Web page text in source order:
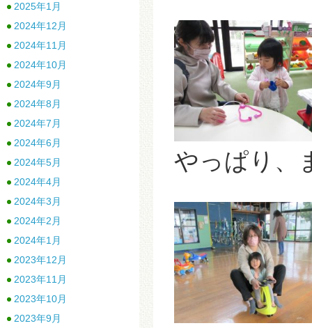
やっぱり、
2025年1月
2024年12月
2024年11月
2024年10月
2024年9月
2024年8月
2024年7月
2024年6月
2024年5月
2024年4月
2024年3月
2024年2月
2024年1月
2023年12月
2023年11月
2023年10月
2023年9月